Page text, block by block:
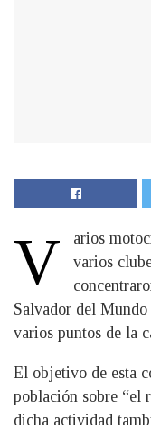
V
arios
varios
Salvador del
varios puntos de la
El objetivo de esta
población sobre “el
dicha actividad